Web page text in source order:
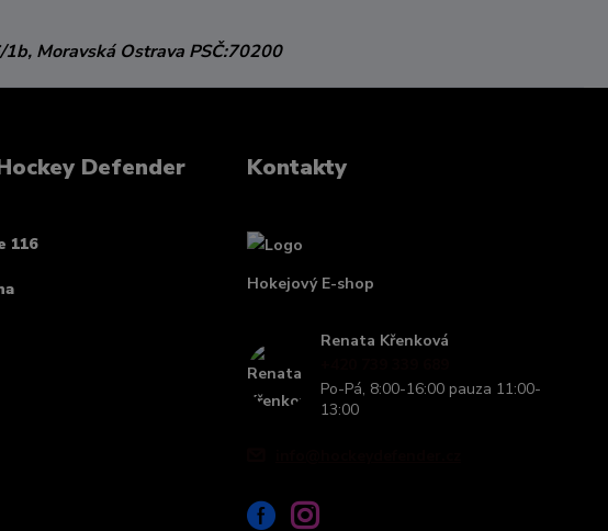
1b, Moravská Ostrava PSČ:70200
Defender
116
Kontakty
Hokejový E-shop
Renata Křenková
Po-Pá, 8:00-16:00 pauza 11:00-
13:00